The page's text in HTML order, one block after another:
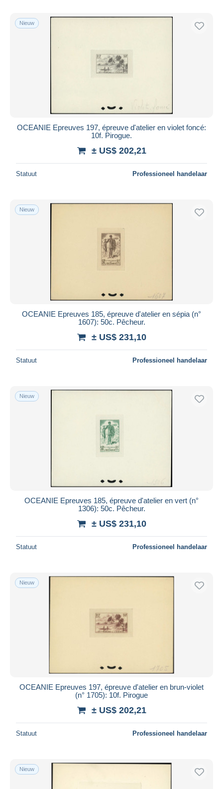
Nieuw
OCEANIE Epreuves 197, épreuve d'atelier en violet foncé:
10f. Pirogue.
± US$ 202,21
Statuut Professioneel handelaar
Nieuw
OCEANIE Epreuves 185, épreuve d'atelier en sépia (n°
1607): 50c. Pêcheur.
± US$ 231,10
Statuut Professioneel handelaar
Nieuw
OCEANIE Epreuves 185, épreuve d'atelier en vert (n°
1306): 50c. Pêcheur.
± US$ 231,10
Statuut Professioneel handelaar
Nieuw
OCEANIE Epreuves 197, épreuve d'atelier en brun-violet
(n° 1705): 10f. Pirogue
± US$ 202,21
Statuut Professioneel handelaar
Nieuw